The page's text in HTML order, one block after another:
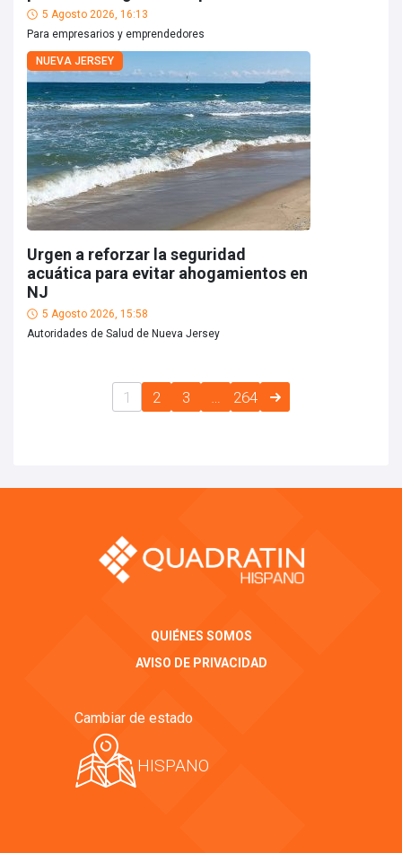
5 Agosto 2026, 16:13
Para empresarios y emprendedores
NUEVA JERSEY
Urgen a reforzar la seguridad
acuática para evitar ahogamientos en
NJ
5 Agosto 2026, 15:58
Autoridades de Salud de Nueva Jersey
1 2 3 264
QUIÉNES SOMOS
AVISO DE PRIVACIDAD
Cambiar de estado
HISPANO